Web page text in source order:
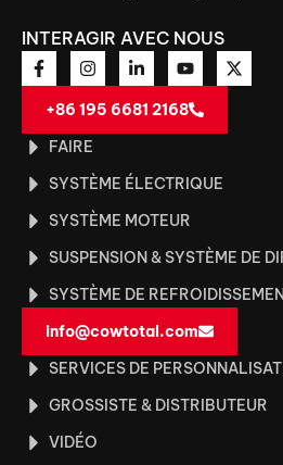
INTERAGIR AVEC NOUS
+86 195 6681 2168
FAIRE
SYSTÈME ÉLECTRIQUE
SYSTÈME MOTEUR
SUSPENSION & SYSTÈME DE
SYSTÈME DE
info@cowtotal.com
SERVICES DE
GROSSISTE & DISTRIBUTEUR
VIDÉO